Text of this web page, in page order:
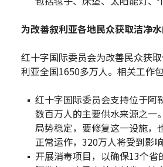
为改善叙利亚各地民众获取洁净
红十字国际委员会为改善民众获
利亚全国1650多万人。相关工作包
红十字国际委员会支持位于阿
数百万人的主要供水来源之一
局势稳定，要修复这一设施，
正常运作，320万人将受到影
开展消毒项目，以确保13个省